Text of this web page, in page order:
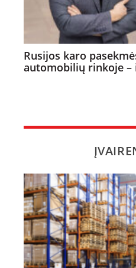
Rusijos karo
automobilių rinkoje –